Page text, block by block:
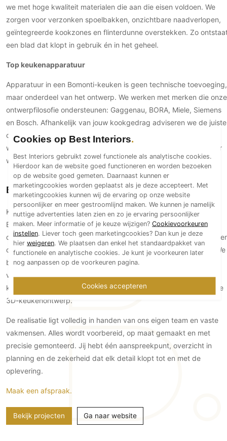
we met hoge kwaliteit materialen die aan die eisen voldoen. We
zorgen voor verzonken spoelbakken, onzichtbare naadverlopen,
geïntegreerde kookzones en flinterdunne overstekken. Zo
een blad dat klopt in gebruik én in het geheel.
Top keukenapparatuur
Apparatuur in een Bomonti-keuken is geen technische toevoeging,
maar onderdeel van het ontwerp. We werken met merken die onze
ontwerpfilosofie ondersteunen: Gaggenau, BORA, Miele, Siemens
en Bosch. Afhankelijk van jouw kookgedrag adviseren we de juiste
combinatie van stoomtechnologie, warmhoudladen,
wijnklimaatkasten of geïntegreerde koffie-oplossingen. Zichtbaar
waar het mag, onzichtbaar waar het beter werkt.
Bezoek onze keukenshowroom in Den Haag
Kom langs voor een persoonlijk gesprek. Klanten bezoeken
Bomonti vanuit heel
deRandstad(waaronderZoetermeer,Delft, Vlaardingen,Leiden
daarbuiten) om hier in alle rust hun keuken te laten ontwerpen. We
brengen in kaart wie jij bent en hoe jij jouw keuken gebruikt. We
verdiepen ons in materiaalkeuzes, kleurstellingen en
keukenapparatuur. Vervolgens ontvang je een op maat gemaakte
3D-keukenontwerp.
De realisatie ligt volledig in handen van ons eigen team en vaste
vakmensen. Alles wordt voorbereid, op maat gemaakt en met
precisie gemonteerd. Jij hebt één aanspreekpunt, overzicht in
planning en de zekerheid dat elk detail klopt tot en met de
oplevering.
Maak een afspraak.
Bekijk projecten Ga naar website
Cookies op Best Interiors
Best Interiors gebruikt zowel functionele als analytische cookies.
Hierdoor kan de website goed functioneren en worden bezoeken
op de website goed gemeten. Daarnaast kunnen er
marketingcookies worden geplaatst als je deze accepteert. Met
marketingcookies kunnen wij de ervaring op onze website
persoonlijker en meer gestroomlijnd maken. We kunnen je namelijk
nuttige advertenties laten zien en zo je ervaring persoonlijker
maken. Meer informatie of je keuze wijzigen? Cookievoorkeuren
instellen. Liever toch geen marketingcookies? Dan kun je deze
hier weigeren. We plaatsen dan enkel het standaardpakket van
functionele en analytische cookies. Je kunt je voorkeuren later
nog aanpassen op de voorkeuren pagina.
Cookies accepteren